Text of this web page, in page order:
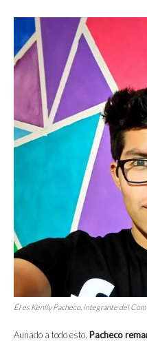
Él es Kenlly Pacheco, integrante del
Aunado a todo esto, Pacheco